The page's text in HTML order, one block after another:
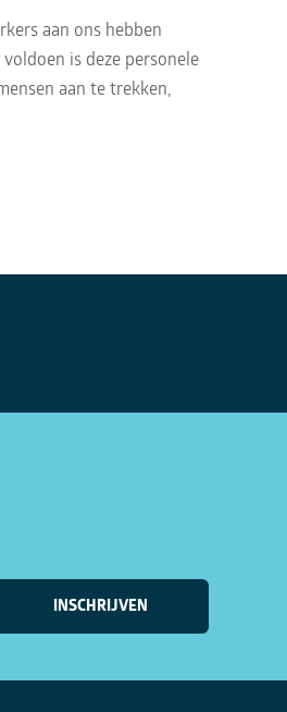
aan ons hebben
is deze personele
aan te trekken,